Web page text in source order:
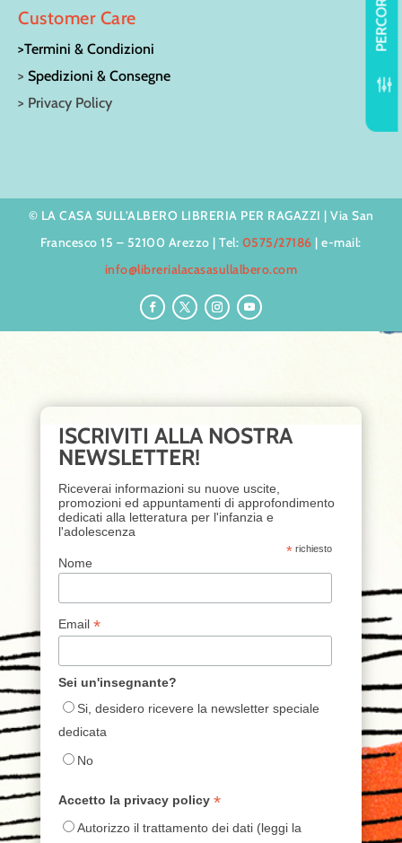
f
PERCORSI
Customer Care
>Termini & Condizioni
>Spedizioni & Consegne
> Privacy Policy
© LA CASA SULL’ALBERO LIBRERIA PER RAGAZZI | Via San
Francesco 15 – 52100 Arezzo | Tel: 0575/27186 | e-mail:
info@librerialacasasullalbero.com
ISCRIVITI ALLA NOSTRA
NEWSLETTER!
Riceverai informazioni su nuove uscite,
promozioni ed appuntamenti di approfondimento
dedicati alla letteratura per l'infanzia e
l'adolescenza
* richiesto
Nome
Email *
Sei un'insegnante?
Si, desidero ricevere la newsletter speciale
dedicata
No
Accetto la privacy policy *
Autorizzo il trattamento dei dati (leggi la